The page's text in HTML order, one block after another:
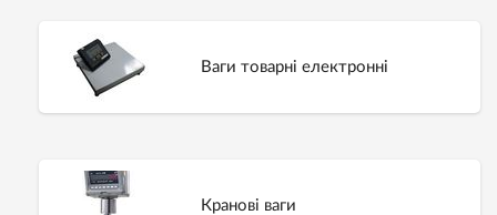
Ваги товарнi електроннi
Кранові ваги